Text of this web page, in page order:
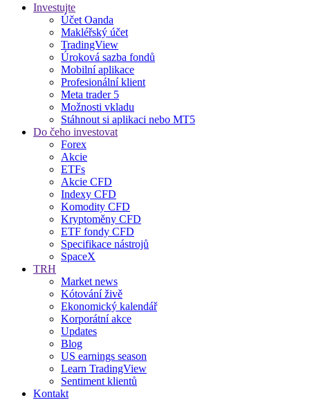
Investujte
Účet Oanda
Makléřský účet
TradingView
Úroková sazba fondů
Mobilní aplikace
Profesionální klient
Meta trader 5
Možnosti vkladu
Stáhnout si aplikaci nebo MT5
Do čeho investovat
Forex
Akcie
ETFs
Akcie CFD
Indexy CFD
Komodity CFD
Kryptoměny CFD
ETF fondy CFD
Specifikace nástrojů
SpaceX
TRH
Market news
Kótování živě
Ekonomický kalendář
Korporátní akce
Updates
Blog
US earnings season
Learn TradingView
Sentiment klientů
Kontakt